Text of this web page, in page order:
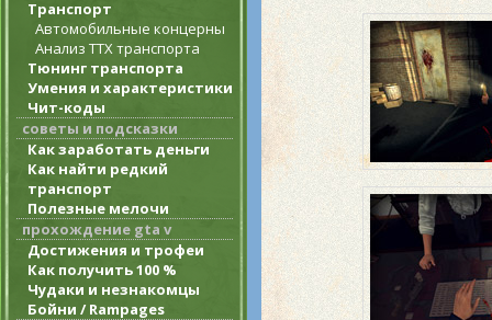
Транспорт
Автомобильные концерны
Анализ ТТХ транспорта
Тюнинг транспорта
Умения и характеристики
Чит-коды
советы и подсказки
Как заработать деньги
Как найти редкий
транспорт
Полезные мелочи
прохождение gta v
Достижения и трофеи
Как получить 100 %
Чудаки и незнакомцы
Бойни / Rampages